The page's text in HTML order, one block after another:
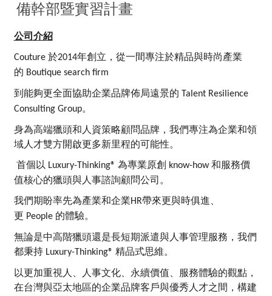
備幹部暨實習計畫
公司介紹
Couture 於2014年創立，從一間專注於精品與時尚產業
的 Boutique search firm
到能夠更全面協助企業品牌佈局遠景的 Talent Resilience
Consulting Group。
身為高端獵頭和人資策略顧問品牌， 我們專注為企業和領
域人才雙方開啟更多新里程的可能性。
首個以Luxury-Thinking® 為專業原創 know-how和服務價
值核心的獵頭與人事諮詢顧問公司。
我們期盼率先為產業和企業HR帶來更與時俱進、
更 People 的體驗。
無論是中高階獵頭還是長短期派遣與人事管理服務，我們
都秉持Luxury-Thinking® 精品式思維。
以更加重視人、人事文化、永續價值、服務體驗的觀點，
在台灣與亞太地區的企業品牌客戶與優秀人才之間， 構建